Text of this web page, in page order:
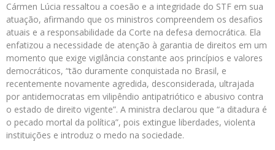
Cármen Lúcia ressaltou a coesão e a integridade do STF em sua
atuação, afirmando que os ministros compreendem os desafios
atuais e a responsabilidade da Corte na defesa democrática. Ela
enfatizou a necessidade de atenção à garantia de direitos em um
momento que exige vigilância constante aos princípios e valores
democráticos, “tão duramente conquistada no Brasil, e
recentemente novamente agredida, desconsiderada, ultrajada
por antidemocratas em vilipêndio antipatriótico e abusivo contra
o estado de direito vigente”. A ministra declarou que “a ditadura é
o pecado mortal da política”, pois extingue liberdades, violenta
instituições e introduz o medo na sociedade.